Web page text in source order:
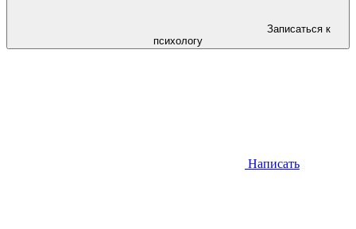
психологу
Написать